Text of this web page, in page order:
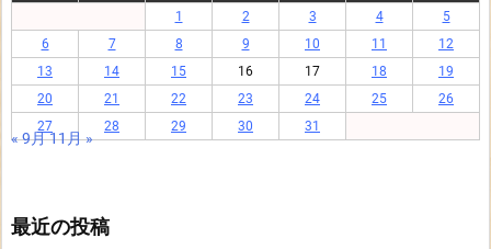
1
2 3 4
5
6
7 8 9 10 11
12
13
14 15 16 17 18
19
20
21 22 23 24 25
26
27
28 29 30 31
« 9月11月 »
最近の投稿